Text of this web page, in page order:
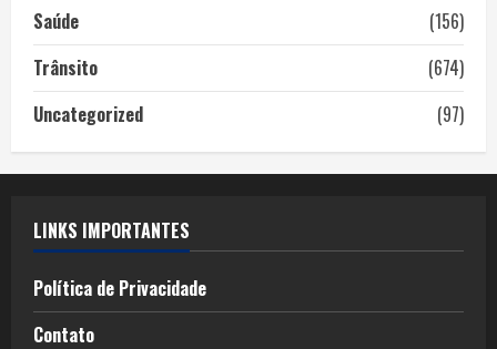
Saúde
(156)
Trânsito
(674)
Uncategorized
(97)
LINKS IMPORTANTES
Política de Privacidade
Contato